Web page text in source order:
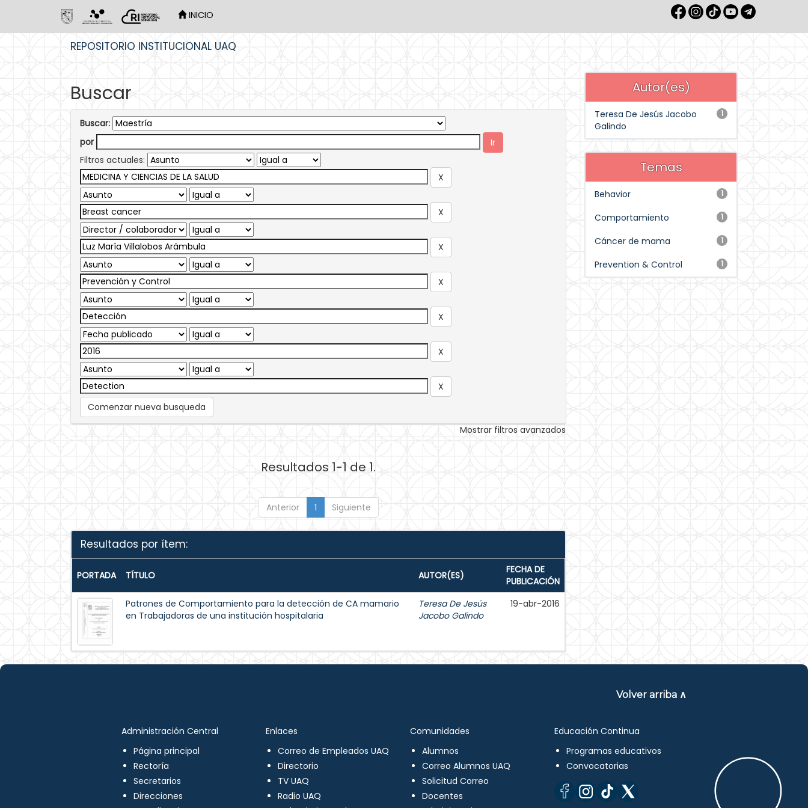
INICIO
REPOSITORIO INSTITUCIONAL UAQ
Buscar
Buscar:
por
Filtros actuales:
Comenzar nueva busqueda
Mostrar filtros avanzados
Resultados 1-1 de 1.
Anterior 1 Siguiente
Resultados por ítem:
PORTADA TÍTULO AUTOR(ES)
FECHA DE
PUBLICACIÓN
Patrones de Comportamiento para la detección de CA mamario
en Trabajadoras de una institución hospitalaria
Teresa De Jesús
Jacobo Galindo
19-abr-2016
Autor(es)
1
Teresa De Jesús Jacobo
Galindo
Temas
1
Behavior
1
Comportamiento
1
Cáncer de mama
1
Prevention & Control
Volver arriba ∧
Administración Central
Página principal
Rectoría
Secretarios
Direcciones
Enlaces
Correo de Empleados UAQ
Directorio
TV UAQ
Radio UAQ
Comunidades
Alumnos
Correo Alumnos UAQ
Solicitud Correo
Docentes
Educación Continua
Programas educativos
Convocatorias